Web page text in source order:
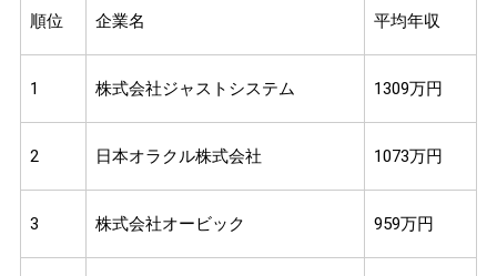
順位 企業名 平均年収
1 株式会社ジャストシステム 1309万円
2 日本オラクル株式会社 1073万円
3 株式会社オービック 959万円